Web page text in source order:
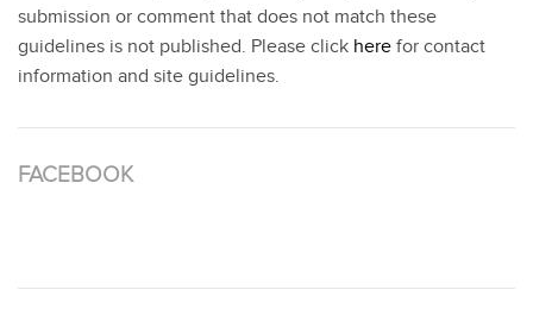
submission or comment that does not match these
guidelines is not published. Please click here for contact
information and site guidelines.
FACEBOOK